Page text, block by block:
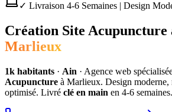
✓ Livraison 4-6 Semaines | Design
Création Site Acupuncture
Marlieux
1k habitants · Ain · Agence web
Acupuncture à Marlieux. Design moderne,
optimisé. Livré clé en main en 4-6 semaines.